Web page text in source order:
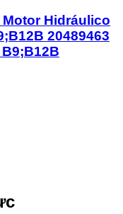
Hidráulico
20489463